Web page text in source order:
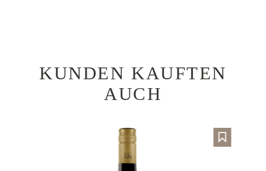
Produktgalerie überspringen
KUNDEN KAUFTEN
AUCH